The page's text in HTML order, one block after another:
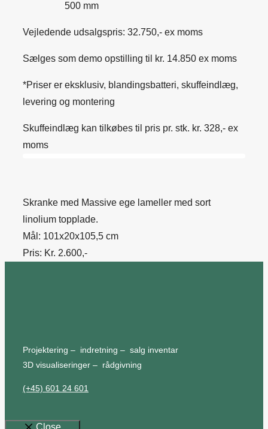
500 mm
Vejledende udsalgspris: 32.750,- ex moms
Sælges som demo opstilling til kr. 14.850 ex moms
*Priser er eksklusiv, blandingsbatteri, skuffeindlæg,
levering og montering
Skuffeindlæg kan tilkøbes til pris pr. stk. kr. 328,- ex
moms
Skranke med Massive ege lameller med sort
linolium topplade.
Mål: 101x20x105,5 cm
Pris: Kr. 2.600,-
Projektering – indretning – salg inventar
3D visualiseringer – rådgivning
(+45) 601 24 601
Close